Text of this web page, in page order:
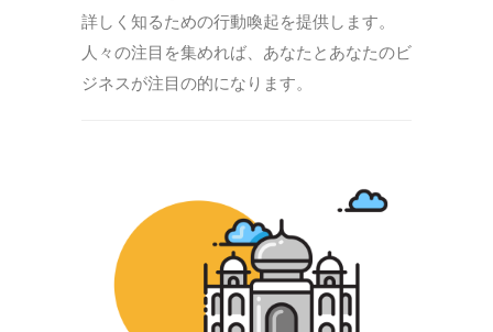
詳しく知るための行動喚起を提供します。
人々の注目を集めれば、あなたとあなたのビ
ジネスが注目の的になります。